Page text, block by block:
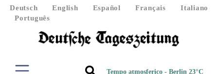
Deutsch English Español Français
Italiano
Português
Tempo atmosferico - Berlin 23°C